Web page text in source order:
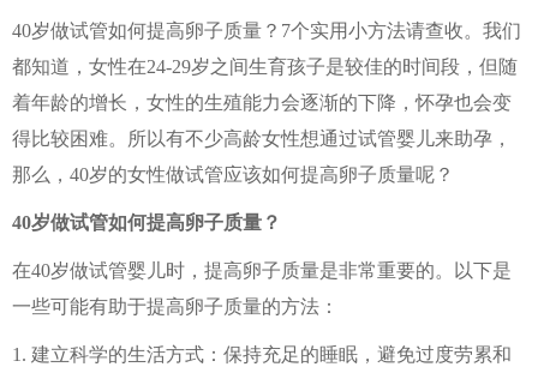
试管医院
睿果国际
40岁做试管如何提高卵子质量？7个实用小方法请查收。我们
都知道，女性在24-29岁之间生育孩子是较佳的时间段，但随
着年龄的增长，女性的生殖能力会逐渐的下降，怀孕也会变
得比较困难。所以有不少高龄女性想通过试管婴儿来助孕，
那么，40岁的女性做试管应该如何提高卵子质量呢？
40岁做试管如何提高卵子质量？
在40岁做试管婴儿时，提高卵子质量是非常重要的。以下是
一些可能有助于提高卵子质量的方法：
1. 建立科学的生活方式：保持充足的睡眠，避免过度劳累和